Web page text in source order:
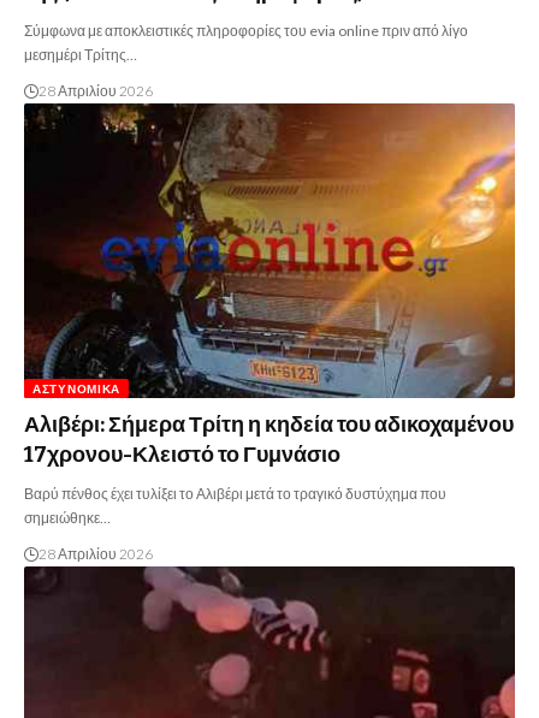
Σύμφωνα με αποκλειστικές πληροφορίες του evia online πριν από λίγο
μεσημέρι Τρίτης…
28 Απριλίου 2026
ΑΣΤΥΝΟΜΙΚΆ
Αλιβέρι: Σήμερα Τρίτη η κηδεία του αδικοχαμένου
17χρονου-Κλειστό το Γυμνάσιο
Βαρύ πένθος έχει τυλίξει το Αλιβέρι μετά το τραγικό δυστύχημα που
σημειώθηκε…
28 Απριλίου 2026